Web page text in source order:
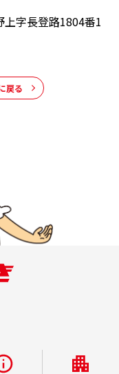
上字長登路1804番1
戻る